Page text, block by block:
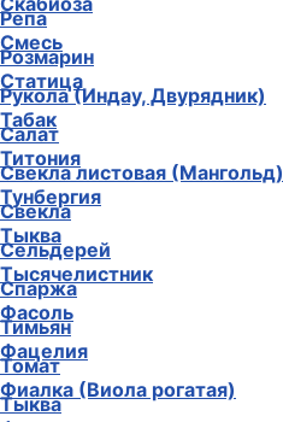
Смесь
Статица
Табак
Титония
Тунбергия
Тыква
Тысячелистник
Фасоль
Фацелия
Фиалка (Виола рогатая)
Репа
Розмарин
Рукола (Индау, Двурядник)
Салат
Свекла листовая (Мангольд)
Свекла
Сельдерей
Спаржа
Тимьян
Томат
Тыква